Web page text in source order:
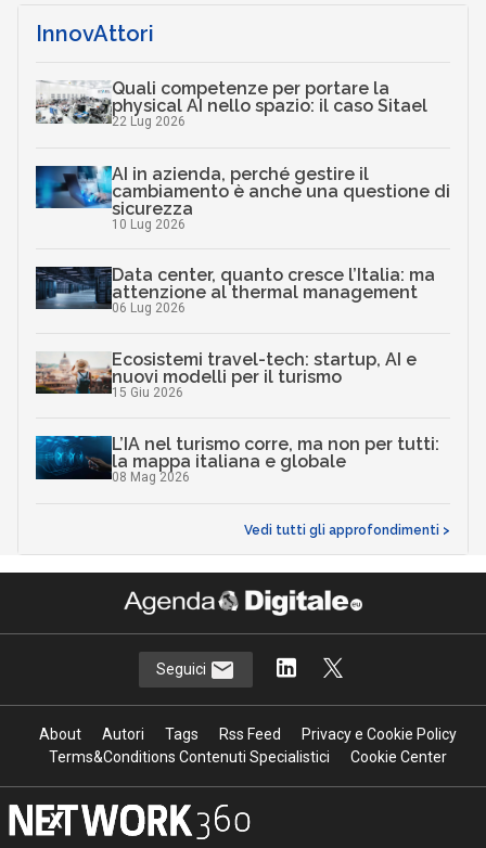
InnovAttori
Quali competenze per portare la
physical AI nello spazio: il caso Sitael
22 Lug 2026
AI in azienda, perché gestire il
cambiamento è anche una questione di
sicurezza
10 Lug 2026
Data center, quanto cresce l’Italia: ma
attenzione al thermal management
06 Lug 2026
Ecosistemi travel-tech: startup, AI e
nuovi modelli per il turismo
15 Giu 2026
L’IA nel turismo corre, ma non per tutti:
la mappa italiana e globale
08 Mag 2026
Vedi tutti gli approfondimenti >
Seguici
About Autori Tags Rss Feed
Privacy e Cookie Policy
Terms&Conditions Contenuti Specialistici
Cookie Center